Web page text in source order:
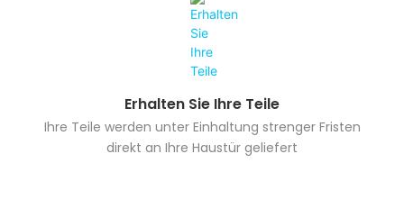
Erhalten Sie Ihre Teile
Ihre Teile werden unter Einhaltung strenger Fristen
direkt an Ihre Haustür geliefert